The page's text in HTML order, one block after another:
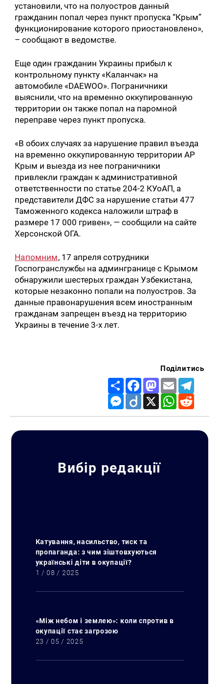
установили, что на полуостров данный
гражданин попал через пункт пропуска “Крым”
функционирование которого приостановлено»,
– сообщают в ведомстве.
Еще один гражданин Украины прибыл к
контрольному пункту «Каланчак» на
автомобиле «DAEWOO». Пограничники
выяснили, что на временно оккупированную
территории он также попал на паромной
переправе через пункт пропуска.
«В обоих случаях за нарушение правил въезда
на временно оккупированную территории АР
Крым и выезда из нее пограничники
привлекли граждан к административной
ответственности по статье 204-2 КУоАП, а
представители ДФС за нарушение статьи 477
Таможенного кодекса наложили штраф в
размере 17 000 гривен», — сообщили на сайте
Херсонской ОГА.
Напомним, 17 апреля сотрудники
Госпогранслужбы на админгранице с Крымом
обнаружили шестерых граждан Узбекистана,
которые незаконно попали на полуостров. За
данные правонарушения всем иностранным
гражданам запрещен въезд на территорию
Украины в течение 3-х лет.
Поділитись
Share FacebookMastodon
Email
Messenger
Diigo X WhatsApp
Вибір редакції
Катування, насильство, тиск та
пропаганда: з чим зіштовхуються
українські діти в окупації?
1 / 08 / 2025
«Між небом і землею»: коли спротив в
окупації стає загрозою
23 / 05 / 2025